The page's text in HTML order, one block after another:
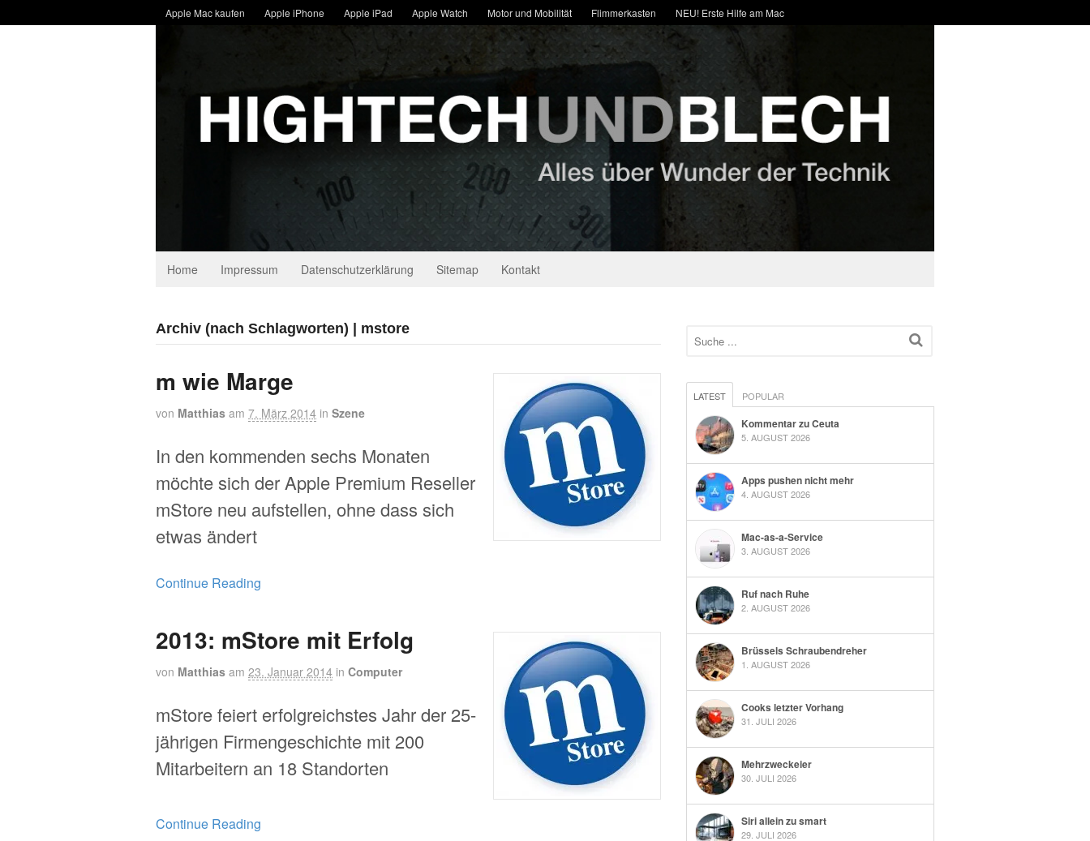
Apple Mac kaufen Apple iPhone Apple iPad Apple Watch Motor und Mobilität Flimmerkasten NEU! Erste Hilfe am Mac
Home Impressum Datenschutzerklärung Sitemap Kontakt
Archiv (nach Schlagworten) | mstore
m wie Marge
von Matthias am 7. März 2014 in Szene
In den kommenden sechs Monaten
möchte sich der Apple Premium Reseller
mStore neu aufstellen, ohne dass sich
etwas ändert
Continue Reading
2013: mStore mit Erfolg
von Matthias am 23. Januar 2014 in Computer
mStore feiert erfolgreichstes Jahr der 25-
jährigen Firmengeschichte mit 200
Mitarbeitern an 18 Standorten
Continue Reading
LATEST POPULAR
Kommentar zu Ceuta
5. AUGUST 2026
Apps pushen nicht mehr
4. AUGUST 2026
Mac-as-a-Service
3. AUGUST 2026
Ruf nach Ruhe
2. AUGUST 2026
Brüssels Schraubendreher
1. AUGUST 2026
Cooks letzter Vorhang
31. JULI 2026
Mehrzweckeier
30. JULI 2026
Siri allein zu smart
29. JULI 2026